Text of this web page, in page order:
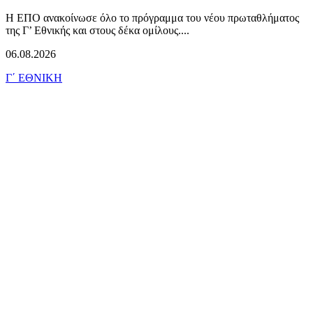
Η ΕΠΟ ανακοίνωσε όλο το πρόγραμμα του νέου πρωταθλήματος
της Γ’ Εθνικής και στους δέκα ομίλους....
06.08.2026
Γ΄ ΕΘΝΙΚΗ